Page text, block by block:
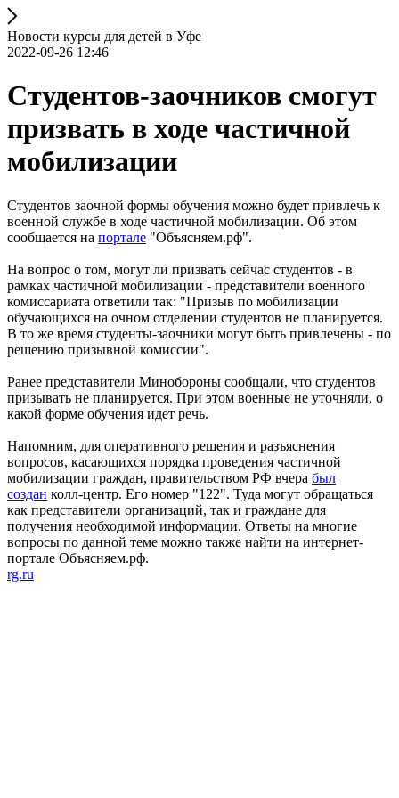
Новости курсы для детей в Уфе
2022-09-26 12:46
Студентов-заочников смогут
призвать в ходе частичной
мобилизации
Студентов заочной формы обучения можно будет привлечь к
военной службе в ходе частичной мобилизации. Об этом
сообщается на портале "Объясняем.рф".
На вопрос о том, могут ли призвать сейчас студентов - в
рамках частичной мобилизации - представители военного
комиссариата ответили так: "Призыв по мобилизации
обучающихся на очном отделении студентов не планируется.
В то же время студенты-заочники могут быть привлечены - по
решению призывной комиссии".
Ранее представители Минобороны сообщали, что студентов
призывать не планируется. При этом военные не уточняли, о
какой форме обучения идет речь.
Напомним, для оперативного решения и разъяснения
вопросов, касающихся порядка проведения частичной
мобилизации граждан, правительством РФ вчера был
создан колл-центр. Его номер "122". Туда могут обращаться
как представители организаций, так и граждане для
получения необходимой информации. Ответы на многие
вопросы по данной теме можно также найти на интернет-
портале Объясняем.рф.
rg.ru